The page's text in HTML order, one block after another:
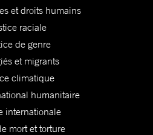
et droits humains
raciale
de genre
et migrants
climatique
humanitaire
internationale
mort et torture